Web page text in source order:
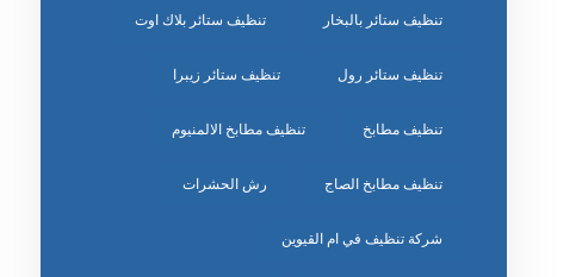
تنظيف ستائر بالبخار تنظيف ستائر بلاك اوت
تنظيف ستائر رول تنظيف ستائر زيبرا
تنظيف مطابخ تنظيف مطابخ الالمنيوم
تنظيف مطابخ الصاج رش الحشرات
شركة تنظيف في ام القيوين